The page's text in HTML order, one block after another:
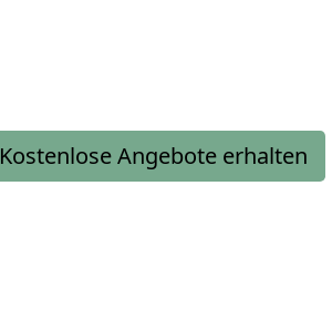
Kostenlose Angebote erhalten